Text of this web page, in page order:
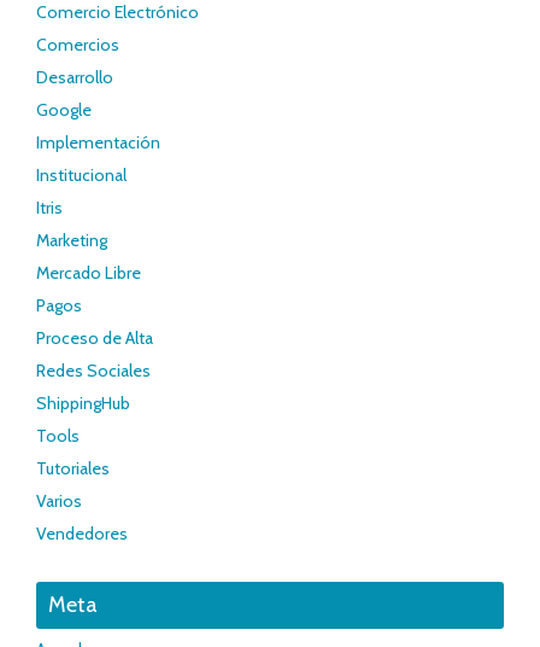
Comercio Electrónico
Comercios
Desarrollo
Google
Implementación
Institucional
Itris
Marketing
Mercado Libre
Pagos
Proceso de Alta
Redes Sociales
ShippingHub
Tools
Tutoriales
Varios
Vendedores
Meta